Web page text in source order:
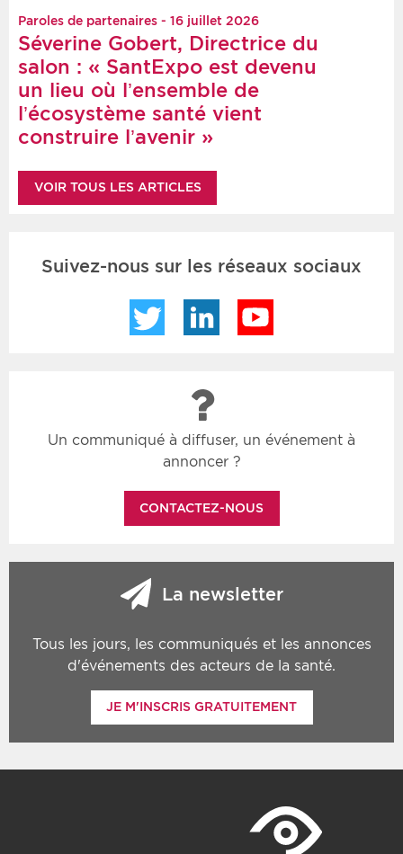
Paroles de partenaires - 16 juillet 2026
Séverine Gobert, Directrice du
salon : « SantExpo est devenu
un lieu où l’ensemble de
l’écosystème santé vient
construire l’avenir »
VOIR TOUS LES ARTICLES
Suivez-nous sur les réseaux sociaux
Twitter LinkedIn
Un communiqué à diffuser, un événement à
annoncer ?
CONTACTEZ-NOUS
La newsletter
Tous les jours, les communiqués et les annonces
d'événements des acteurs de la santé.
JE M'INSCRIS GRATUITEMENT